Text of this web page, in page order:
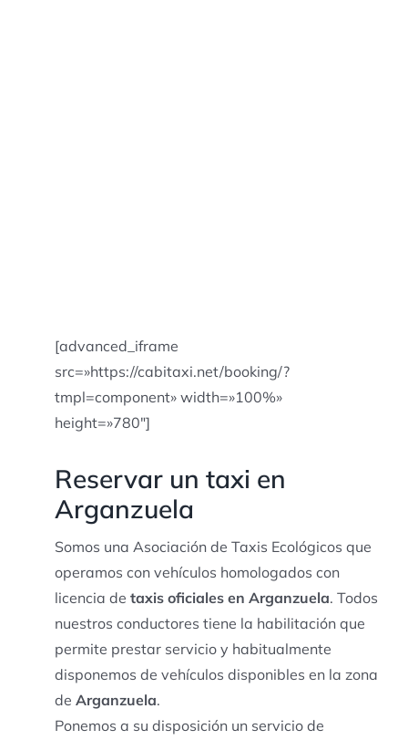
[advanced_iframe
src=»https://cabitaxi.net/booking/?
tmpl=component» width=»100%»
height=»780″]
Reservar un taxi en
Arganzuela
Somos una Asociación de Taxis Ecológicos que
operamos con vehículos homologados con
licencia de taxis oficiales en Arganzuela. Todos
nuestros conductores tiene la habilitación que
permite prestar servicio y habitualmente
disponemos de vehículos disponibles en la zona
de Arganzuela.
Ponemos a su disposición un servicio de